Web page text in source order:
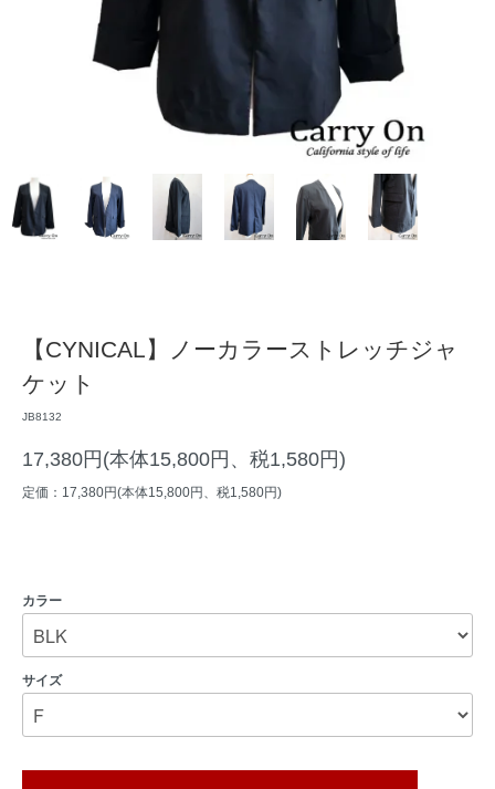
【CYNICAL】ノーカラーストレッチジャ
ケット
JB8132
17,380円(本体15,800円、税1,580円)
定価：17,380円(本体15,800円、税1,580円)
カラー
サイズ